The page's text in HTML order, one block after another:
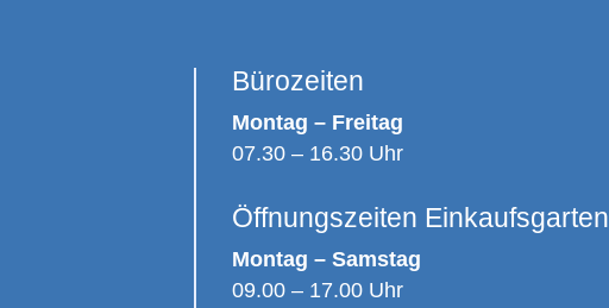
Bürozeiten
Montag – Freitag
07.30 – 16.30 Uhr
Öffnungszeiten Einkaufsgarten
Montag – Samstag
09.00 – 17.00 Uhr